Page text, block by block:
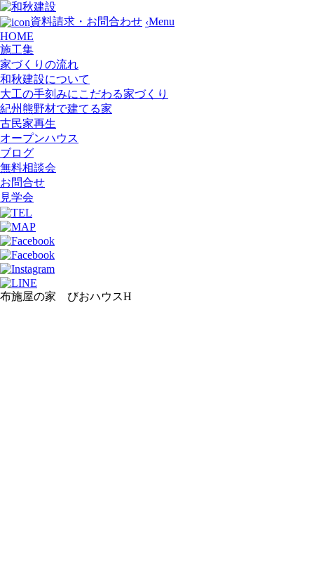
資料請求・お問合わせ ‹Menu
HOME
施工集
家づくりの流れ
和秋建設について
大工の手刻みにこだわる家づくり
紀州熊野材で建てる家
古民家再生
オープンハウス
ブログ
無料相談会
お問合せ
見学会
布施屋の家 びおハウスH